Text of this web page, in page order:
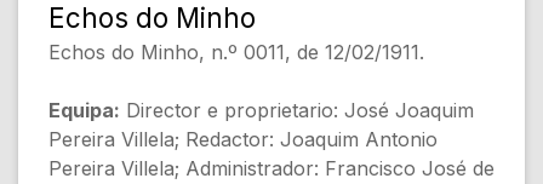
Echos do Minho
Echos do Minho, n.º 0011, de 12/02/1911.
Equipa: Director e proprietario: José Joaquim
Pereira Villela; Redactor: Joaquim Antonio
Pereira Villela; Administrador: Francisco José de